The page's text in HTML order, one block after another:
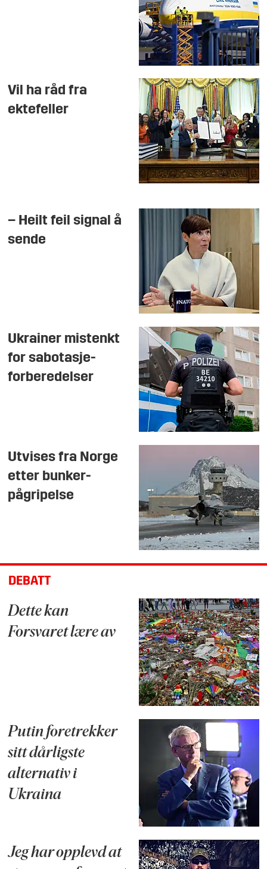
Vil ha råd fra
ektefeller
– Heilt feil signal å
sende
Ukrainer mistenkt
for sabotasje-
forberedelser
Utvises fra Norge
etter bunker-
pågripelse
DEBATT
Dette kan
Forsvaret lære av
Putin foretrekker
sitt dårligste
alternativ i
Ukraina
Jeg har opplevd at